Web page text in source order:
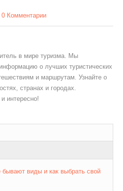
0 Комментарии
в мире туризма. Мы
о лучших туристических
и маршрутам. Узнайте о
странах и городах.
интересно!
бывают виды и как выбрать свой